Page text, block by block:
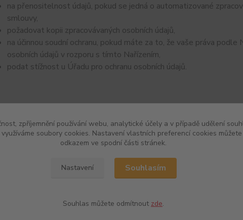
na přenositelnost údajů, pokud se jedná o automatizované
smlouvy,
požadovat kopii zpracovávaných osobních údajů,
na účinnou soudní ochranu, pokud máte za to, že vaše práva
osobních údajů v rozporu s tímto Nařízením,
podat stížnost u Úřadu pro ochranu osobních údajů.
zpříjemnění používání webu, analytické účely a v případě udělení
soubory cookies. Nastavení vlastních preferencí cookies
odkazem ve spodní části stránek.
Nastavení Souhlasím
Souhlas můžete odmítnout zde.